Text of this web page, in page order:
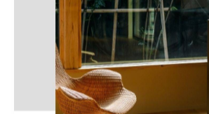
株式会社新六商店
住所 : 北海道札幌市東区北８条東１１丁目
電話番号 : 011-792-8846